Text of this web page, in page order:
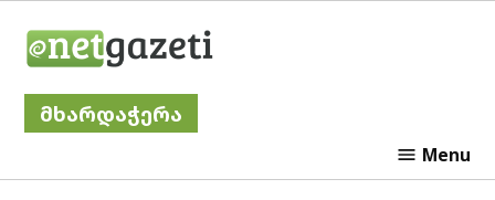
მხარდაჭერა
Menu